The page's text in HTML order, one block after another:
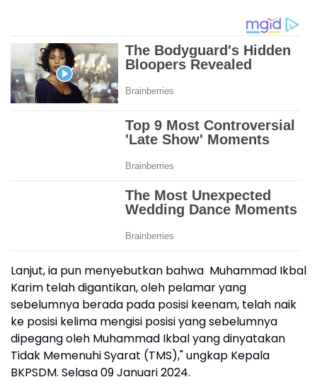
Lanjut, ia pun menyebutkan bahwa Muhammad Ikbal
Karim telah digantikan, oleh pelamar yang
sebelumnya berada pada posisi keenam, telah naik
ke posisi kelima mengisi posisi yang sebelumnya
dipegang oleh Muhammad Ikbal yang dinyatakan
Tidak Memenuhi Syarat (TMS)," ungkap Kepala
BKPSDM. Selasa 09 Januari 2024.